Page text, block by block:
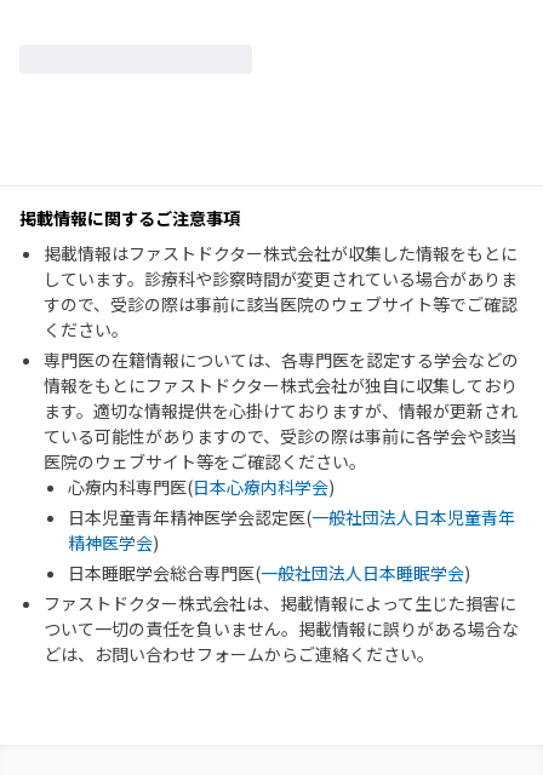
掲載情報に関するご注意事項
掲載情報はファストドクター株式会社が収集した情報をもとに
しています。診療科や診察時間が変更されている場合がありま
すので、受診の際は事前に該当医院のウェブサイト等でご確認
ください。
専門医の在籍情報については、各専門医を認定する学会などの
情報をもとにファストドクター株式会社が独自に収集しており
ます。適切な情報提供を心掛けておりますが、情報が更新され
ている可能性がありますので、受診の際は事前に各学会や該当
医院のウェブサイト等をご確認ください。
心療内科専門医(日本心療内科学会)
日本児童青年精神医学会認定医(一般社団法人日本児童青年
精神医学会)
日本睡眠学会総合専門医(一般社団法人日本睡眠学会)
ファストドクター株式会社は、掲載情報によって生じた損害に
ついて一切の責任を負いません。掲載情報に誤りがある場合な
どは、お問い合わせフォームからご連絡ください。